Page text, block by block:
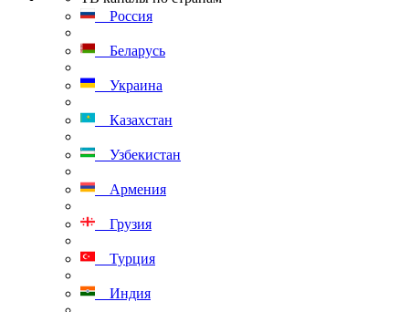
Россия
Беларусь
Украина
Казахстан
Узбекистан
Армения
Грузия
Турция
Индия